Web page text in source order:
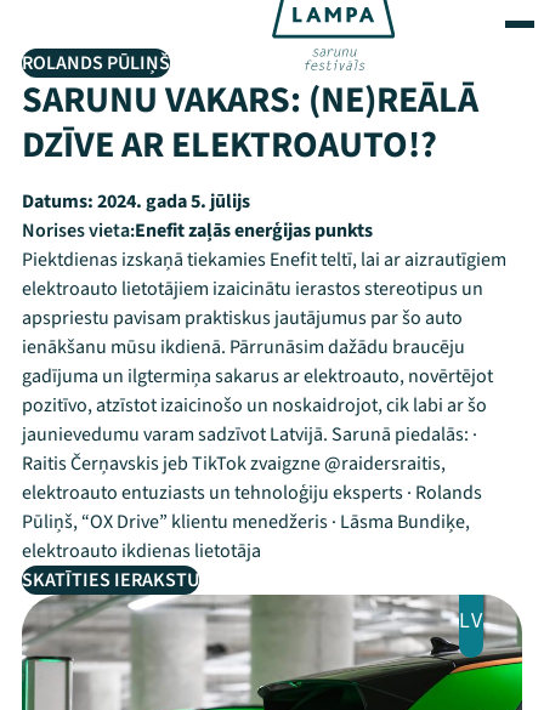
ROLANDS PŪLIŅŠ
SARUNU VAKARS: (NE)REĀLĀ
DZĪVE AR ELEKTROAUTO!?
Datums:2024. gada 5. jūlijs
Norises vieta:Enefit zaļās enerģijas punkts
Piektdienas izskaņā tiekamies Enefit teltī, lai ar aizrautīgiem
elektroauto lietotājiem izaicinātu ierastos stereotipus un
apspriestu pavisam praktiskus jautājumus par šo auto
ienākšanu mūsu ikdienā. Pārrunāsim dažādu braucēju
gadījuma un ilgtermiņa sakarus ar elektroauto, novērtējot
pozitīvo, atzīstot izaicinošo un noskaidrojot, cik labi ar šo
jaunievedumu varam sadzīvot Latvijā. Sarunā piedalās: ·
Raitis Čerņavskis jeb TikTok zvaigzne @raidersraitis,
elektroauto entuziasts un tehnoloģiju eksperts · Rolands
Pūliņš, “OX Drive” klientu menedžeris · Lāsma Bundiķe,
elektroauto ikdienas lietotāja
SKATĪTIES IERAKSTU
LV